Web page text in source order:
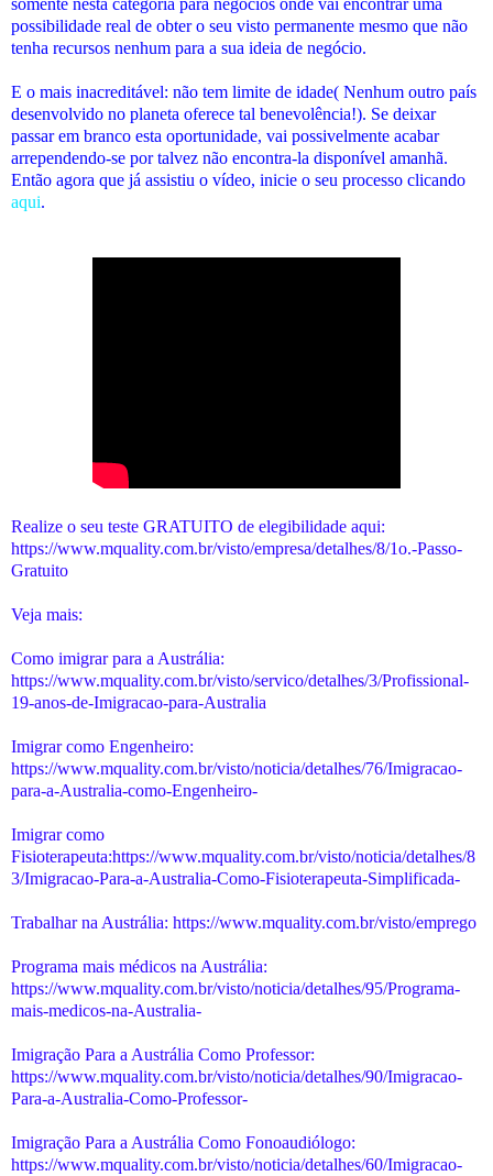
somente nesta categoria para negócios onde vai encontrar uma
possibilidade real de obter o seu visto permanente mesmo que não
tenha recursos nenhum para a sua ideia de negócio.
E o mais inacreditável: não tem limite de idade( Nenhum outro país
desenvolvido no planeta oferece tal benevolência!). Se deixar
passar em branco esta oportunidade, vai possivelmente acabar
arrependendo-se por talvez não encontra-la disponível amanhã.
Então agora que já assistiu o vídeo, inicie o seu processo clicando
aqui.
Realize o seu teste GRATUITO de elegibilidade aqui:
https://www.mquality.com.br/visto/empresa/detalhes/8/1o.-Passo-
Gratuito
Veja mais:
Como imigrar para a Austrália:
https://www.mquality.com.br/visto/servico/detalhes/3/Profissional-
19-anos-de-Imigracao-para-Australia
Imigrar como Engenheiro:
https://www.mquality.com.br/visto/noticia/detalhes/76/Imigracao-
para-a-Australia-como-Engenheiro-
Imigrar como
Fisioterapeuta:https://www.mquality.com.br/visto/noticia/detalhes/8
3/Imigracao-Para-a-Australia-Como-Fisioterapeuta-Simplificada-
Trabalhar na Austrália: https://www.mquality.com.br/visto/emprego
Programa mais médicos na Austrália:
https://www.mquality.com.br/visto/noticia/detalhes/95/Programa-
mais-medicos-na-Australia-
Imigração Para a Austrália Como Professor:
https://www.mquality.com.br/visto/noticia/detalhes/90/Imigracao-
Para-a-Australia-Como-Professor-
Imigração Para a Austrália Como Fonoaudiólogo:
https://www.mquality.com.br/visto/noticia/detalhes/60/Imigracao-